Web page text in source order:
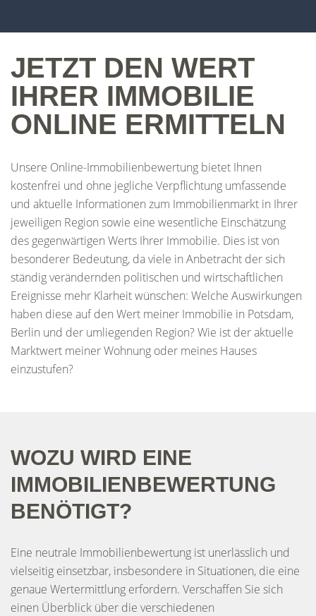
JETZT DEN WERT
IHRER IMMOBILIE
ONLINE ERMITTELN
Unsere Online-Immobilienbewertung bietet Ihnen
kostenfrei und ohne jegliche Verpflichtung umfassende
und aktuelle Informationen zum Immobilienmarkt in Ihrer
jeweiligen Region sowie eine wesentliche Einschätzung
des gegenwärtigen Werts Ihrer Immobilie. Dies ist von
besonderer Bedeutung, da viele in Anbetracht der sich
ständig verändernden politischen und wirtschaftlichen
Ereignisse mehr Klarheit wünschen: Welche Auswirkungen
haben diese auf den Wert meiner Immobilie in Potsdam,
Berlin und der umliegenden Region? Wie ist der aktuelle
Marktwert meiner Wohnung oder meines Hauses
einzustufen?
WOZU WIRD EINE
IMMOBILIENBEWERTUNG
BENÖTIGT?
Eine neutrale Immobilienbewertung ist unerlässlich und
vielseitig einsetzbar, insbesondere in Situationen, die eine
genaue Wertermittlung erfordern. Verschaffen Sie sich
einen Überblick über die verschiedenen